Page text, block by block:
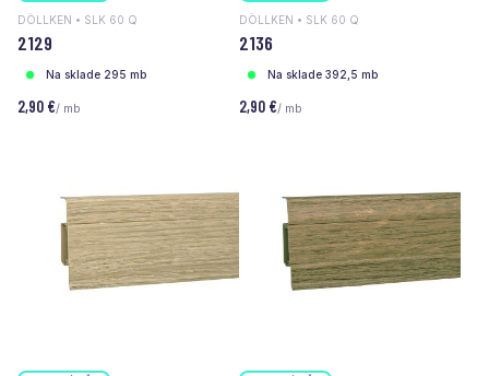
DÖLLKEN • SLK 60 Q
2129
Na sklade 295 mb
2,90 €/ mb
DÖLLKEN • SLK 60 Q
2136
Na sklade 392,5 mb
2,90 €/ mb